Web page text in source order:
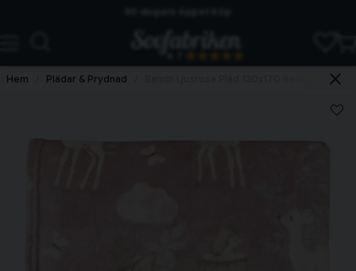
Hem Plädar & Prydnad